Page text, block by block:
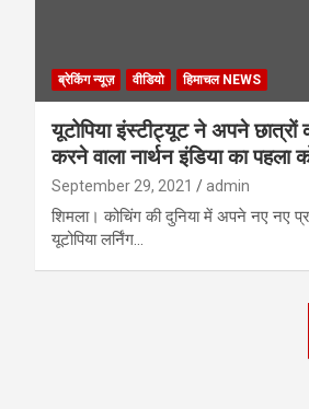
ब्रेकिंग न्यूज़ वीडियो हिमाचल NEWS
यूटोपिया इंस्टीट्यूट ने अपने छात्रों
करने वाला नार्थन इंडिया का पहला
September 29, 2021 admin
शिमला। कोचिंग की दुनिया में अपने नए नए
यूटोपिया लर्निंग…